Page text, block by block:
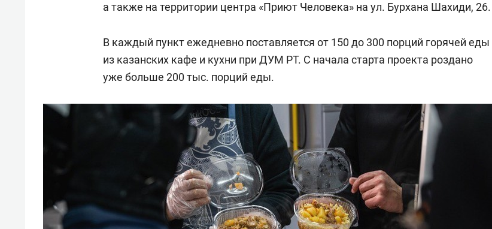
а также на территории центра «Приют Человека» на ул. Бурхана Шахиди, 26.
В каждый пункт ежедневно поставляется от 150 до 300 порций горячей еды
из казанских кафе и кухни при ДУМ РТ. С начала старта проекта роздано
уже больше 200 тыс. порций еды.